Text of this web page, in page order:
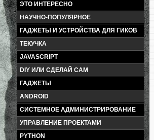
ЭТО ИНТЕРЕСНО
НАУЧНО-ПОПУЛЯРНОЕ
ГАДЖЕТЫ И УСТРОЙСТВА ДЛЯ ГИКОВ
ТЕКУЧКА
JAVASCRIPT
DIY ИЛИ СДЕЛАЙ САМ
ГАДЖЕТЫ
ANDROID
СИСТЕМНОЕ АДМИНИСТРИРОВАНИЕ
УПРАВЛЕНИЕ ПРОЕКТАМИ
PYTHON